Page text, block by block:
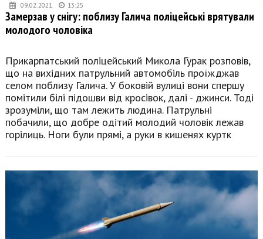
09.02.2021 13:25
Замерзав у снігу: поблизу Галича поліцейські врятували
молодого чоловіка
Прикарпатський поліцейський Микола Гурак розповів,
що на вихідних патрульний автомобіль проїжджав
селом поблизу Галича. У боковій вулиці вони спершу
помітили білі підошви від кросівок, далі - джинси. Тоді
зрозуміли, що там лежить людина. Патрульні
побачили, що добре одітий молодий чоловік лежав
горілиць. Ноги були прямі, а руки в кишенях куртк